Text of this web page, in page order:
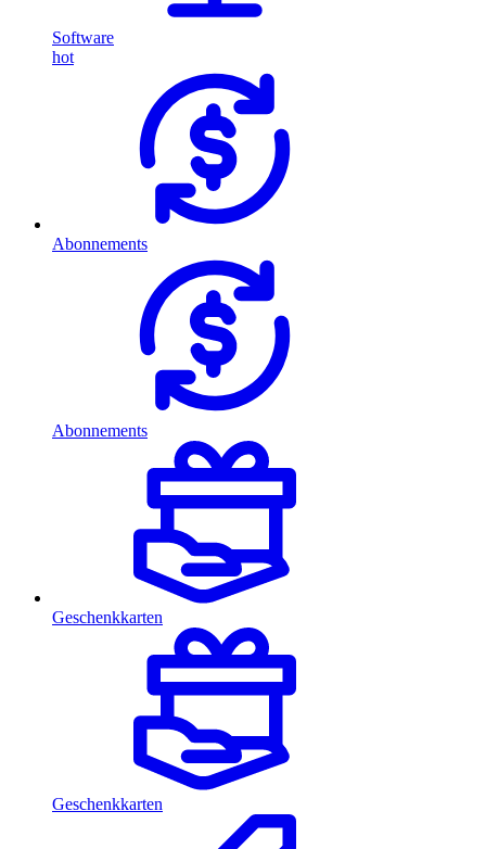
Software
hot
Abonnements
Abonnements
Geschenkkarten
Geschenkkarten